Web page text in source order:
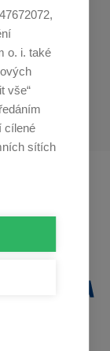
o. i. také
vše“
cílené
sítích